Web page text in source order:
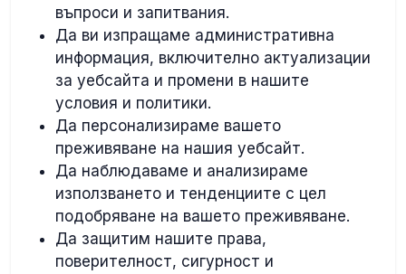
въпроси и запитвания.
Да ви изпращаме административна
информация, включително актуализации
за уебсайта и промени в нашите
условия и политики.
Да персонализираме вашето
преживяване на нашия уебсайт.
Да наблюдаваме и анализираме
използването и тенденциите с цел
подобряване на вашето преживяване.
Да защитим нашите права,
поверителност, сигурност и